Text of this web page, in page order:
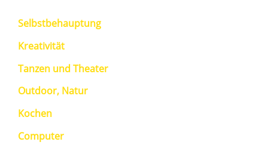
Selbstbehauptung
Kreativität
Tanzen und Theater
Outdoor, Natur
Kochen
Computer